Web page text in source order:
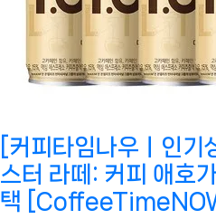
[커피타임나우ㅣ인
스터 라떼: 커피 애호
택